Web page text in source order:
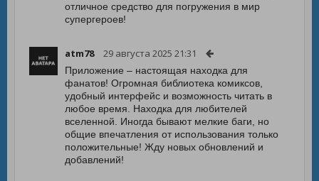
отличное средство для погружения в мир
супергероев!
atm78 29 августа 2025 21:31
Приложение – настоящая находка для
фанатов! Огромная библиотека комиксов,
удобный интерфейс и возможность читать в
любое время. Находка для любителей
вселенной. Иногда бывают мелкие баги, но
общие впечатления от использования только
положительные! Жду новых обновлений и
добавлений!